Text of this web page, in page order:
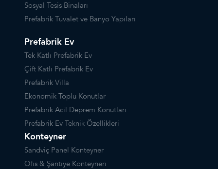
Sosyal Tesis Binaları
Prefabrik Tuvalet ve Banyo Yapıları
Prefabrik Ev
Tek Katlı Prefabrik Ev
Çift Katlı Prefabrik Ev
Prefabrik Villa
Ekonomik Toplu Konutlar
Prefabrik Acil Deprem Konutları
Prefabrik Ev Teknik Özellikleri
Konteyner
Sandviç Panel Konteyner
Ofis & Şantiye Konteyneri